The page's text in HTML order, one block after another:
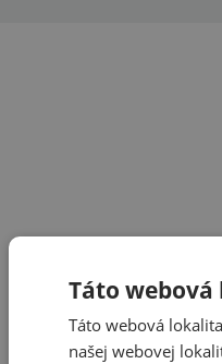
Táto
Táto webová
našej webovej